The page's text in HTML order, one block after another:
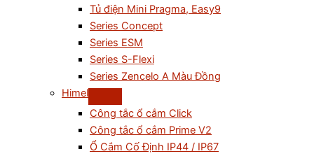
Tủ điện Mini Pragma, Easy9
Series Concept
Series ESM
Series S-Flexi
Series Zencelo A Màu Đồng
Himel
Công tắc ổ cắm Click
Công tắc ổ cắm Prime V2
Ổ Cắm Cố Định IP44 / IP67